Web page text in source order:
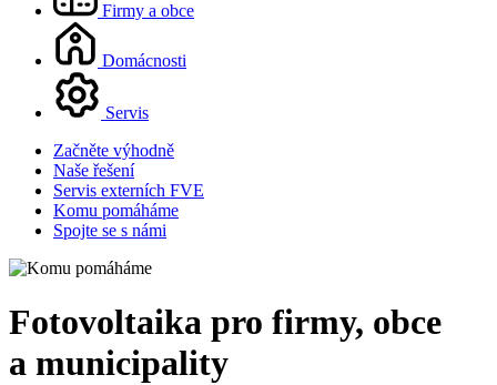
Firmy a obce
Domácnosti
Servis
Začněte výhodně
Naše řešení
Servis externích FVE
Komu pomáháme
Spojte se s námi
Fotovoltaika pro firmy, obce
a municipality